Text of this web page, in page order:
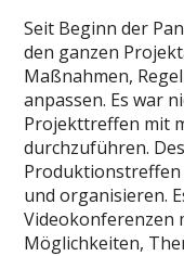
Seit Beginn der
den ganzen
Maßnahmen,
anpassen. Es war
Projekttreffen mit
durchzuführen.
und organisieren.
Videokonferenzen
Möglichkeiten,